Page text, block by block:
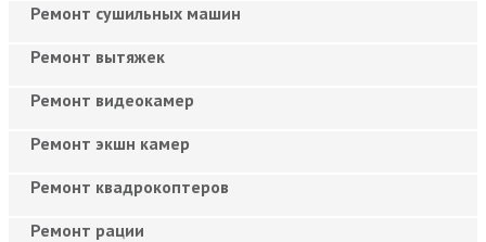
Ремонт сушильных машин
Ремонт вытяжек
Ремонт видеокамер
Ремонт экшн камер
Ремонт квадрокоптеров
Ремонт рации